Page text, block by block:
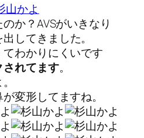
山かよ
か？AVSがいきなり
出してきました。
わかりにくいです
れてます。
変形してますね。